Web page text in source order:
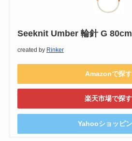
Seeknit Umber 輪針 G 80cm
created by Rinker
Amazonで探す
楽天市場で探す
Yahooショッピ